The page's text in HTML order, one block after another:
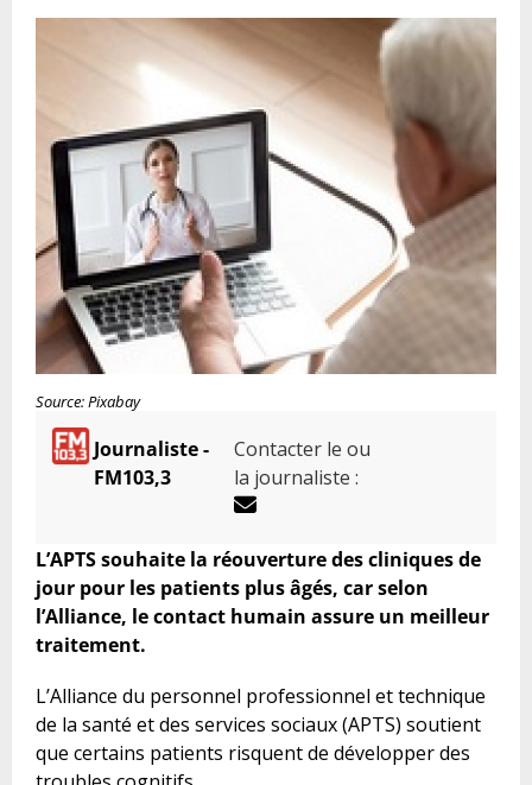
Source: Pixabay
Journaliste -
FM103,3
Contacter le ou
la journaliste :
L’APTS souhaite la réouverture des cliniques de
jour pour les patients plus âgés, car selon
l’Alliance, le contact humain assure un meilleur
traitement.
L’Alliance du personnel professionnel et technique
de la santé et des services sociaux (APTS) soutient
que certains patients risquent de développer des